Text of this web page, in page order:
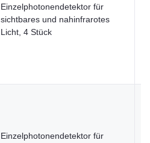
Einzelphotonendetektor für
sichtbares und nahinfrarotes
Licht, 4 Stück
Einzelphotonendetektor für